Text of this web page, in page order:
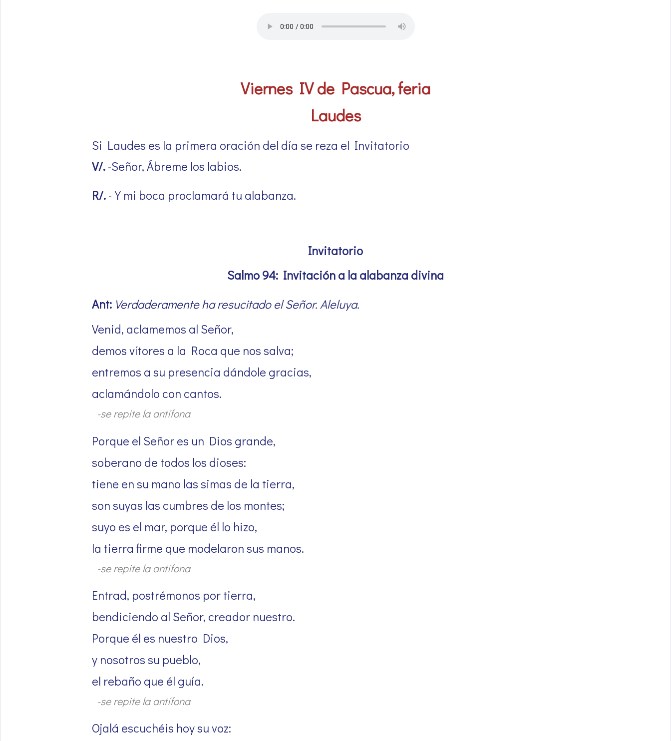
Viernes IV de Pascua, feria
Laudes
Si Laudes es la primera oración del día se reza el Invitatorio
V/.-Señor, Ábreme los labios.
R/.-Y mi boca proclamará tu alabanza.
Invitatorio
Salmo 94: Invitación a la alabanza divina
Ant: Verdaderamente ha resucitado el Señor. Aleluya.
Venid, aclamemos al Señor,
demos vítores a la Roca que nos salva;
entremos a su presencia dándole gracias,
aclamándolo con cantos.
-se repite la antífona
Porque el Señor es un Dios grande,
soberano de todos los dioses:
tiene en su mano las simas de la tierra,
son suyas las cumbres de los montes;
suyo es el mar, porque él lo hizo,
la tierra firme que modelaron sus manos.
-se repite la antífona
Entrad, postrémonos por tierra,
bendiciendo al Señor, creador nuestro.
Porque él es nuestro Dios,
y nosotros su pueblo,
el rebaño que él guía.
-se repite la antífona
Ojalá escuchéis hoy su voz: